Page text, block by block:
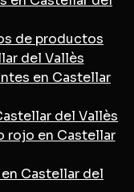
de productos
del Vallès
en Castellar
del Vallès
rojo en Castellar
Castellar del